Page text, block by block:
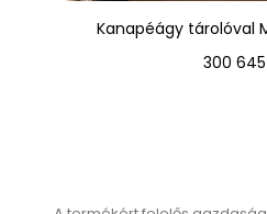
Kanapéágy tárolóval
Ár
300